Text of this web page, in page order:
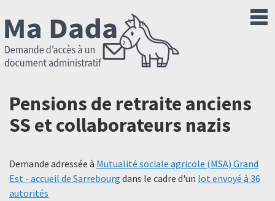
Pensions de retraite anciens
SS et collaborateurs nazis
Demande adressée à Mutualité sociale agricole (MSA) Grand
Est - accueil de Sarrebourg dans le cadre d'un lot envoyé à 36
autorités